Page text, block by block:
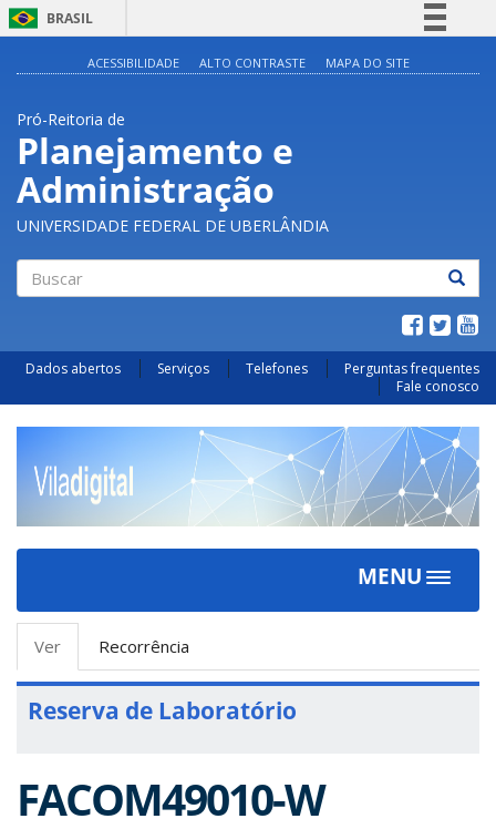
BRASIL
Acesso à informação
ACESSIBILIDADE ALTO CONTRASTE MAPA DO SITE
Pró-Reitoria de
Planejamento e
Administração
UNIVERSIDADE FEDERAL DE UBERLÂNDIA
Dados abertos Serviços Telefones
Perguntas frequentes
Fale conosco
MENU
Toggle
Abas
primárias
Ver
ativa)
Recorrência
Reserva de Laboratório
FACOM49010-W